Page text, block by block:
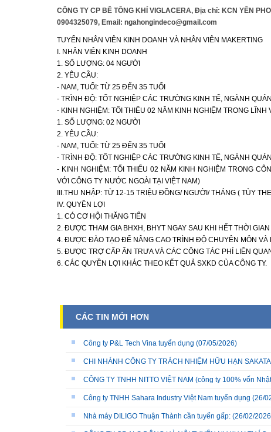
CÔNG TY CP BÊ TÔNG KHÍ VIGLACERA, Địa chỉ: KCN YÊN
0904325079, Email: ngahongindeco@gmail.com
TUYỂN NHÂN VIÊN KINH DOANH VÀ NHÂN VIÊN MAKERTING
I. NHÂN VIÊN KINH DOANH
1. SỐ LƯỢNG: 04 NGƯỜI
2. YÊU CẦU:
- NAM, TUỔI: TỪ 25 ĐẾN 35 TUỔI
- TRÌNH ĐỘ: TỐT NGHIỆP CÁC TRƯỜNG KINH TẾ, NGÀNH
- KINH NGHIỆM: TỐI THIỂU 02 NĂM KINH NGHIỆM TRONG
1. SỐ LƯỢNG: 02 NGƯỜI
2. YÊU CẦU:
- NAM, TUỔI: TỪ 25 ĐẾN 35 TUỔI
- TRÌNH ĐỘ: TỐT NGHIỆP CÁC TRƯỜNG KINH TẾ, NGÀNH
- KINH NGHIỆM: TỐI THIỂU 02 NĂM KINH NGHIỆM TRONG
VỚI CÔNG TY NƯỚC NGOÀI TẠI VIỆT NAM)
III.THU NHẬP: TỪ 12-15 TRIỆU ĐỒNG/ NGƯỜI/ THÁNG ( TÙY
IV. QUYỀN LỢI
1. CÓ CƠ HỘI THĂNG TIẾN
2. ĐƯỢC THAM GIA BHXH, BHYT NGAY SAU KHI HẾT THỜI
4. ĐƯỢC ĐÀO TẠO ĐỂ NÂNG CAO TRÌNH ĐỘ CHUYÊN MÔN VÀ
5. ĐƯỢC TRỢ CẤP ĂN TRƯA VÀ CÁC CÔNG TÁC PHÍ LIÊN
6. CÁC QUYỀN LỢI KHÁC THEO KẾT QUẢ SXKD CỦA CÔNG TY.
CÁC TIN MỚI HƠN
Công ty P&L Tech Vina tuyển dụng (07/05/2026)
CHI NHÁNH CÔNG TY TRÁCH NHIỆM HỮU HẠN
CÔNG TY TNHH NITTO VIỆT NAM (công ty 100% vốn
Công ty TNHH Sahara Industry Việt Nam tuyển dụng (26/
Nhà máy DILIGO Thuận Thành cần tuyển gấp: (26/02/